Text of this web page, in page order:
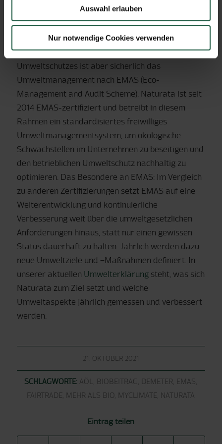
Auswahl erlauben
Nur notwendige Cookies verwenden
> EMAS-ZERTIFIZIERUNG
Die wichtigste Maßnahme zur Verankerung des
Umweltschutzes ist aber sicherlich das
Umweltmanagement nach EMAS (Eco-
Management and Audit Scheme). Naturata ist seit
2014 EMAS-zertifiziert und betreibt in diesem
Rahmen ein standardisiertes freiwilliges
Umweltmanagementsystem, um ökologische
Schwachstellen im Unternehmen zu beseitigen und
den betrieblichen Umweltschutz nachhaltig zu
optimieren. Das Besondere an EMAS: Im Vergleich
zu anderen Zertifizierungen setzt EMAS auf eine
Weiterentwicklung und kontinuierliche
Verbesserung weit über die umweltgesetzlichen
Anforderungen hinaus, statt nur einen gewissen
Status dauerhaft zu halten. Jährlich werden dazu
neue Umweltziele und –Maßnahmen definiert. In
unserer aktuellen Umwelterklärungsteht, was sich
Naturata zum Ziel setzt und welche
Umweltaspekte jährlich gemessen und verbessert
werden.
21. OKTOBER 2021
SCHLAGWORTE: AÖL BIOBEITRAG DEMETER EMAS
FAIRTRADE MEHR ALS BIO MYCLIMATE NATURATA
Eintrag teilen